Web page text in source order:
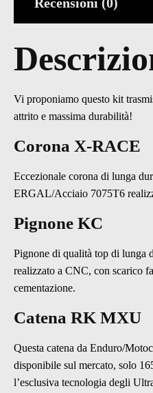
Vi proponiamo questo kit
attrito e massima durabilità!
Corona X-RACE
Eccezionale corona di lunga
ERGAL/Acciaio 7075T6
Pignone KC
Pignone di qualità top di lunga
realizzato a CNC, con scarico
cementazione.
Catena RK MXU
Questa catena da Enduro/
disponibile sul mercato, solo
l’esclusiva tecnologia degli